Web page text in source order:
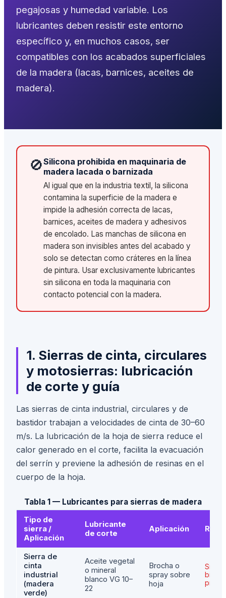
pegajosas y humedad variable. Los
lubricantes deben resistir este entorno
específico y, en muchos casos, ser
compatibles con los acabados superficiales
de la madera (lacas, barnices, aceites de
madera).
🚫Silicona prohibida en maquinaria de
madera lacada o barnizada
Al igual que en la industria textil, la silicona
contamina la superficie de la madera e
impide la adhesión correcta de lacas,
barnices, aceites de madera y adhesivos
de encolado. Las manchas de silicona en
madera son invisibles antes del acabado y
solo se detectan como cráteres en la línea
de pintura. Usar exclusivamente lubricantes
sin silicona en toda la maquinaria con
contacto potencial con la madera.
1. Sierras de cinta, circulares
y motosierras: lubricación
de corte y guía
Las sierras de cinta industrial, circulares y de
bastidor trabajan a velocidades de cinta de 30–60
m/s. La lubricación de la hoja de sierra reduce el
calor generado en el corte, facilita la evacuación
del serrín y previene la adhesión de resinas en el
cuerpo de la hoja.
Tabla 1 — Lubricantes para sierras de madera
Tipo de
sierra /
Aplicación
Lubricante
de corte
Aplicación
Sierra de
cinta
industrial
(madera
verde)
Aceite vegetal
o mineral
blanco VG 10–
22
Brocha o
spray sobre
hoja
Sin